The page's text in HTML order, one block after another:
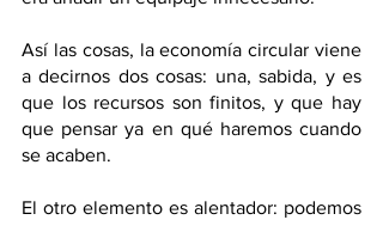
Así las cosas, la economía circular viene
a decirnos dos cosas: una, sabida, y es
que los recursos son finitos, y que hay
que pensar ya en qué haremos cuando
se acaben.
El otro elemento es alentador: podemos